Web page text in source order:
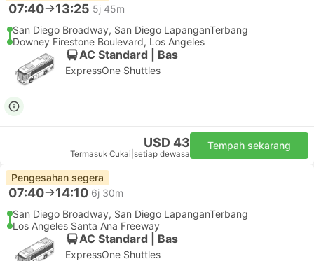
07:40 13:25 5j 45m
San Diego Broadway, San Diego LapanganTerbang
Downey Firestone Boulevard, Los Angeles
AC Standard | Bas
ExpressOne Shuttles
USD 43
Termasuk Cukai setiap dewasa
Tempah sekarang
Pengesahan segera
07:40 14:10 6j 30m
San Diego Broadway, San Diego LapanganTerbang
Los Angeles Santa Ana Freeway
AC Standard | Bas
ExpressOne Shuttles